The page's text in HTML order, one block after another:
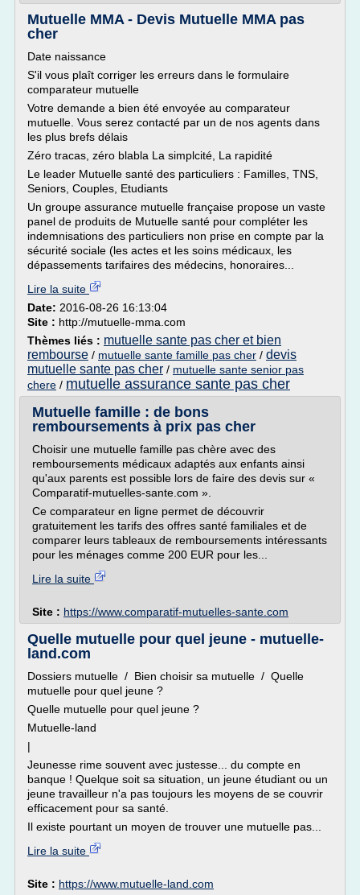
Mutuelle MMA - Devis Mutuelle MMA pas
cher
Date naissance
S'il vous plaît corriger les erreurs dans le formulaire
comparateur mutuelle
Votre demande a bien été envoyée au comparateur
mutuelle. Vous serez contacté par un de nos agents dans
les plus brefs délais
Zéro tracas, zéro blabla La simplcité, La rapidité
Le leader Mutuelle santé des particuliers : Familles, TNS,
Seniors, Couples, Etudiants
Un groupe assurance mutuelle française propose un vaste
panel de produits de Mutuelle santé pour compléter les
indemnisations des particuliers non prise en compte par la
sécurité sociale (les actes et les soins médicaux, les
dépassements tarifaires des médecins, honoraires...
Lire la suite
Date: 2016-08-26 16:13:04
Site : http://mutuelle-mma.com
Thèmes liés : mutuelle sante pas cher et bien
rembourse / mutuelle sante famille pas cher / devis
mutuelle sante pas cher / mutuelle sante senior pas
chere / mutuelle assurance sante pas cher
Mutuelle famille : de bons
remboursements à prix pas cher
Choisir une mutuelle famille pas chère avec des
remboursements médicaux adaptés aux enfants ainsi
qu'aux parents est possible lors de faire des devis sur «
Comparatif-mutuelles-sante.com ».
Ce comparateur en ligne permet de découvrir
gratuitement les tarifs des offres santé familiales et de
comparer leurs tableaux de remboursements intéressants
pour les ménages comme 200 EUR pour les...
Lire la suite
Site : https://www.comparatif-mutuelles-sante.com
Quelle mutuelle pour quel jeune - mutuelle-
land.com
Dossiers mutuelle / Bien choisir sa mutuelle / Quelle
mutuelle pour quel jeune ?
Quelle mutuelle pour quel jeune ?
Mutuelle-land
|
Jeunesse rime souvent avec justesse... du compte en
banque ! Quelque soit sa situation, un jeune étudiant ou un
jeune travailleur n'a pas toujours les moyens de se couvrir
efficacement pour sa santé.
Il existe pourtant un moyen de trouver une mutuelle pas...
Lire la suite
Site : https://www.mutuelle-land.com